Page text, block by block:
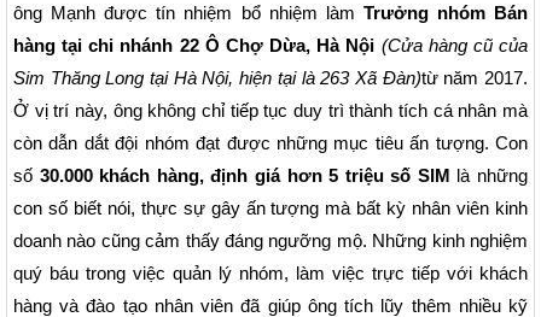
ông Mạnh được tín nhiệm bổ nhiệm làm Trưởng nhóm Bán
hàng tại chi nhánh 22 Ô Chợ Dừa, Hà Nội (Cửa hàng cũ của
Sim Thăng Long tại Hà Nội, hiện tại là 263 Xã Đàn)từ năm 2017.
Ở vị trí này, ông không chỉ tiếp tục duy trì thành tích cá nhân mà
còn dẫn dắt đội nhóm đạt được những mục tiêu ấn tượng. Con
số 30.000 khách hàng, định giá hơn 5 triệu số SIM là những
con số biết nói, thực sự gây ấn tượng mà bất kỳ nhân viên kinh
doanh nào cũng cảm thấy đáng ngưỡng mộ. Những kinh nghiệm
quý báu trong việc quản lý nhóm, làm việc trực tiếp với khách
hàng và đào tạo nhân viên đã giúp ông tích lũy thêm nhiều kỹ